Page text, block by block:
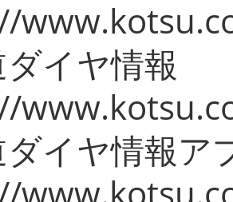
イヤ情報
イヤ情報ア